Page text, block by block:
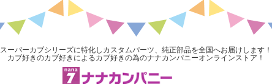
スーパーカブシリーズに特化しカスタムパーツ、純正部品を全国へお届けします！
カブ好きのカブ好きによるカブ好きの為のナナカンパニーオンラインストア！